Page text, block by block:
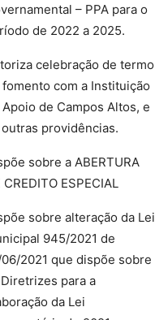
– PPA para o
de 2022 a 2025.
celebração de termo
com a Instituição
de Campos Altos, e
providências.
sobre a ABERTURA
CREDITO ESPECIAL
sobre alteração da Lei
945/2021 de
06/2021 que dispõe sobre
para a
da Lei